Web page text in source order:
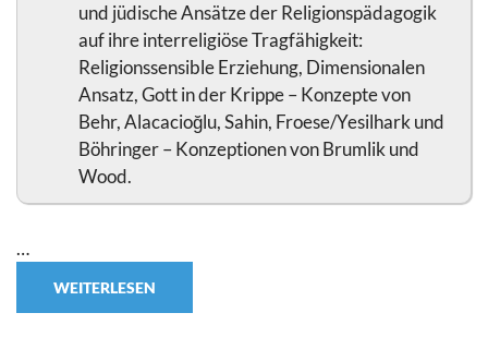
und jüdische Ansätze der Religionspädagogik
auf ihre interreligiöse Tragfähigkeit:
Religionssensible Erziehung, Dimensionalen
Ansatz, Gott in der Krippe – Konzepte von
Behr, Alacacioğlu, Sahin, Froese/Yesilhark und
Böhringer – Konzeptionen von Brumlik und
Wood.
…
WEITERLESEN